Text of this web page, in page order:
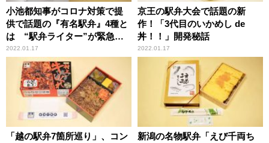
小池都知事がコロナ対策で提
供で話題の『有名駅弁』4種と
は “駅弁ライター”が緊急詳
細解説！
2022.01.17
京王の駅弁大会で話題の新
作！「3代目のいかめし de
丼！！」開発秘話
2022.01.17
「越の駅弁7箇所巡り」、コン
新潟の名物駅弁「えび千両ち